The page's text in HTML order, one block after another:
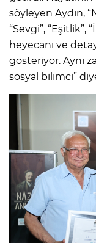
söyleyen Aydın,
“Sevgi”, “Eşitlik”,
heyecanı ve
gösteriyor. Aynı
sosyal bilimci”